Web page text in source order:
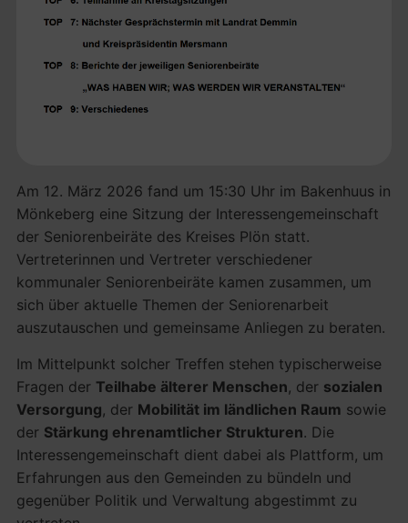
Am 12. März 2026 fand um 15:30 Uhr im Bakenhuus in
Mönkeberg eine Sitzung der Interessengemeinschaft
der Seniorenbeiräte des Kreises Plön statt.
Vertreterinnen und Vertreter verschiedener
kommunaler Seniorenbeiräte kamen zusammen, um
sich über aktuelle Themen der Seniorenarbeit
auszutauschen und gemeinsame Anliegen zu beraten.
Im Mittelpunkt solcher Treffen stehen typischerweise
Fragen der Teilhabe älterer Menschen, der sozialen
Versorgung, der Mobilität im ländlichen Raum sowie
der Stärkung ehrenamtlicher Strukturen. Die
Interessengemeinschaft dient dabei als Plattform, um
Erfahrungen aus den Gemeinden zu bündeln und
gegenüber Politik und Verwaltung abgestimmt zu